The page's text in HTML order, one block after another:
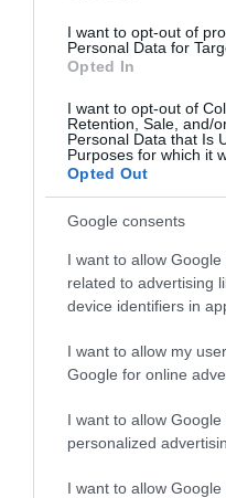
I want to opt-out of
Personal Data for
Opted In
I want to opt-out of
Retention, Sale, and/
Personal Data that Is
Purposes for which it
Opted Out
Google consents
I want to allow
related to advertising
device identifiers in
I want to allow my
Google for online
I want to allow
personalized
I want to allow
CHECK-IN